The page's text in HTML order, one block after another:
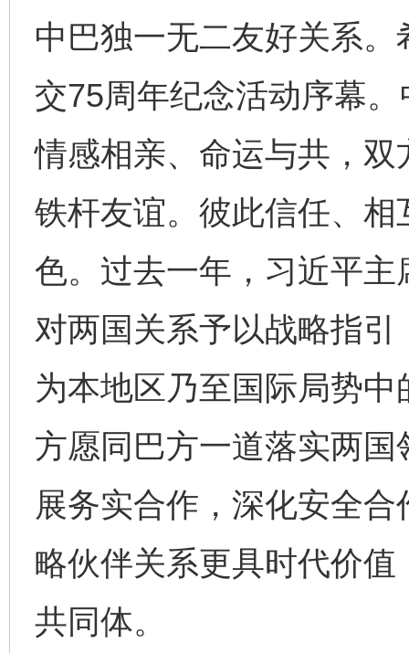
中巴独一无二友好关系
交75周年纪念活动序幕
情感相亲、命运与共，
铁杆友谊。彼此信任、
色。过去一年，习近平
对两国关系予以战略指
为本地区乃至国际局势
方愿同巴方一道落实两
展务实合作，深化安全
略伙伴关系更具时代价
共同体。